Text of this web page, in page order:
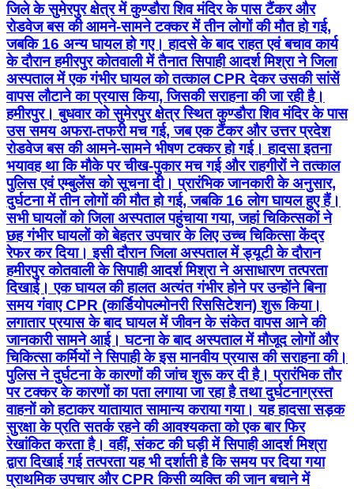
जिले के सुमेरपुर क्षेत्र में कुण्डौरा शिव मंदिर के पास टैंकर और
रोडवेज बस की आमने-सामने टक्कर में तीन लोगों की मौत हो गई,
जबकि 16 अन्य घायल हो गए। हादसे के बाद राहत एवं बचाव कार्य
के दौरान हमीरपुर कोतवाली में तैनात सिपाही आदर्श मिश्रा ने जिला
अस्पताल में एक गंभीर घायल को तत्काल CPR देकर उसकी सांसें
वापस लौटाने का प्रयास किया, जिसकी सराहना की जा रही है।
हमीरपुर। बुधवार को सुमेरपुर क्षेत्र स्थित कुण्डौरा शिव मंदिर के पास
उस समय अफरा-तफरी मच गई, जब एक टैंकर और उत्तर प्रदेश
रोडवेज बस की आमने-सामने भीषण टक्कर हो गई। हादसा इतना
भयावह था कि मौके पर चीख-पुकार मच गई और राहगीरों ने तत्काल
पुलिस एवं एम्बुलेंस को सूचना दी। प्रारंभिक जानकारी के अनुसार,
दुर्घटना में तीन लोगों की मौत हो गई, जबकि 16 लोग घायल हुए हैं।
सभी घायलों को जिला अस्पताल पहुंचाया गया, जहां चिकित्सकों ने
छह गंभीर घायलों को बेहतर उपचार के लिए उच्च चिकित्सा केंद्र
रेफर कर दिया। इसी दौरान जिला अस्पताल में ड्यूटी के दौरान
हमीरपुर कोतवाली के सिपाही आदर्श मिश्रा ने असाधारण तत्परता
दिखाई। एक घायल की हालत अत्यंत गंभीर होने पर उन्होंने बिना
समय गंवाए CPR (कार्डियोपल्मोनरी रिससिटेशन) शुरू किया।
लगातार प्रयास के बाद घायल में जीवन के संकेत वापस आने की
जानकारी सामने आई। घटना के बाद अस्पताल में मौजूद लोगों और
चिकित्सा कर्मियों ने सिपाही के इस मानवीय प्रयास की सराहना की।
पुलिस ने दुर्घटना के कारणों की जांच शुरू कर दी है। प्रारंभिक तौर
पर टक्कर के कारणों का पता लगाया जा रहा है तथा दुर्घटनाग्रस्त
वाहनों को हटाकर यातायात सामान्य कराया गया। यह हादसा सड़क
सुरक्षा के प्रति सतर्क रहने की आवश्यकता को एक बार फिर
रेखांकित करता है। वहीं, संकट की घड़ी में सिपाही आदर्श मिश्रा
द्वारा दिखाई गई तत्परता यह भी दर्शाती है कि समय पर दिया गया
प्राथमिक उपचार और CPR किसी व्यक्ति की जान बचाने में